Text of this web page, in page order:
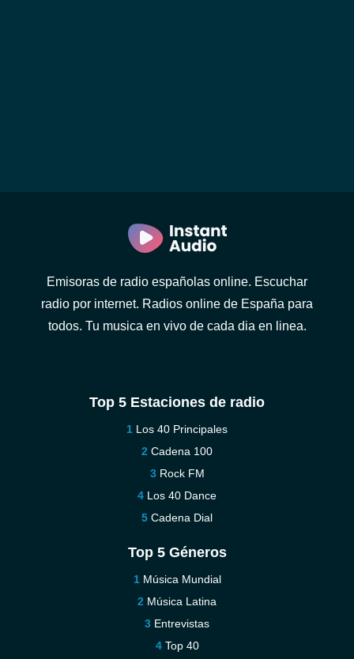
Emisoras de radio españolas online. Escuchar
radio por internet. Radios online de España para
todos. Tu musica en vivo de cada dia en linea.
Top 5 Estaciones de radio
Los 40 Principales
Cadena 100
Rock FM
Los 40 Dance
Cadena Dial
Top 5 Géneros
Música Mundial
Música Latina
Entrevistas
Top 40